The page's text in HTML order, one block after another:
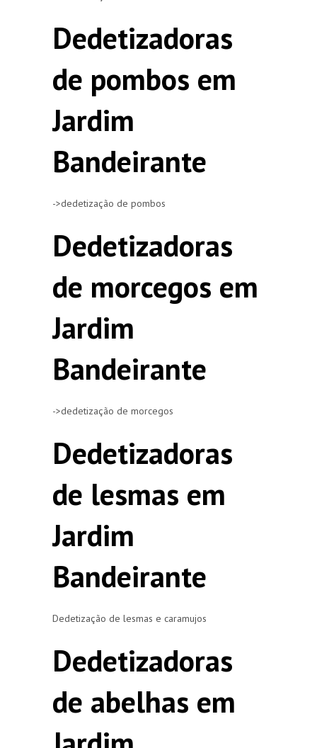
Dedetizadoras
de pombos em
Jardim
Bandeirante
->dedetização de pombos
Dedetizadoras
de morcegos em
Jardim
Bandeirante
->dedetização de morcegos
Dedetizadoras
de lesmas em
Jardim
Bandeirante
Dedetização de lesmas e caramujos
Dedetizadoras
de abelhas em